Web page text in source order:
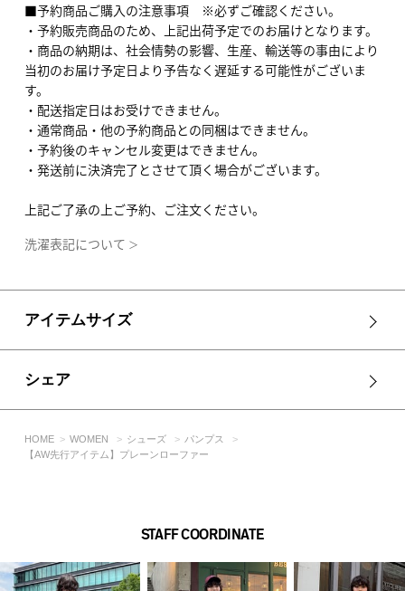
■予約商品ご購入の注意事項 ※必ずご確認ください。
・予約販売商品のため、上記出荷予定でのお届けとなります。
・商品の納期は、社会情勢の影響、生産、輸送等の事由により
当初のお届け予定日より予告なく遅延する可能性がございま
す。
・配送指定日はお受けできません。
・通常商品・他の予約商品との同梱はできません。
・予約後のキャンセル変更はできません。
・発送前に決済完了とさせて頂く場合がございます。
上記ご了承の上ご予約、ご注文ください。
洗濯表記について ＞
アイテムサイズ
シェア
HOME WOMEN シューズ
パンプス
【AW先行アイテム】プレーンローファー
STAFF COORDINATE